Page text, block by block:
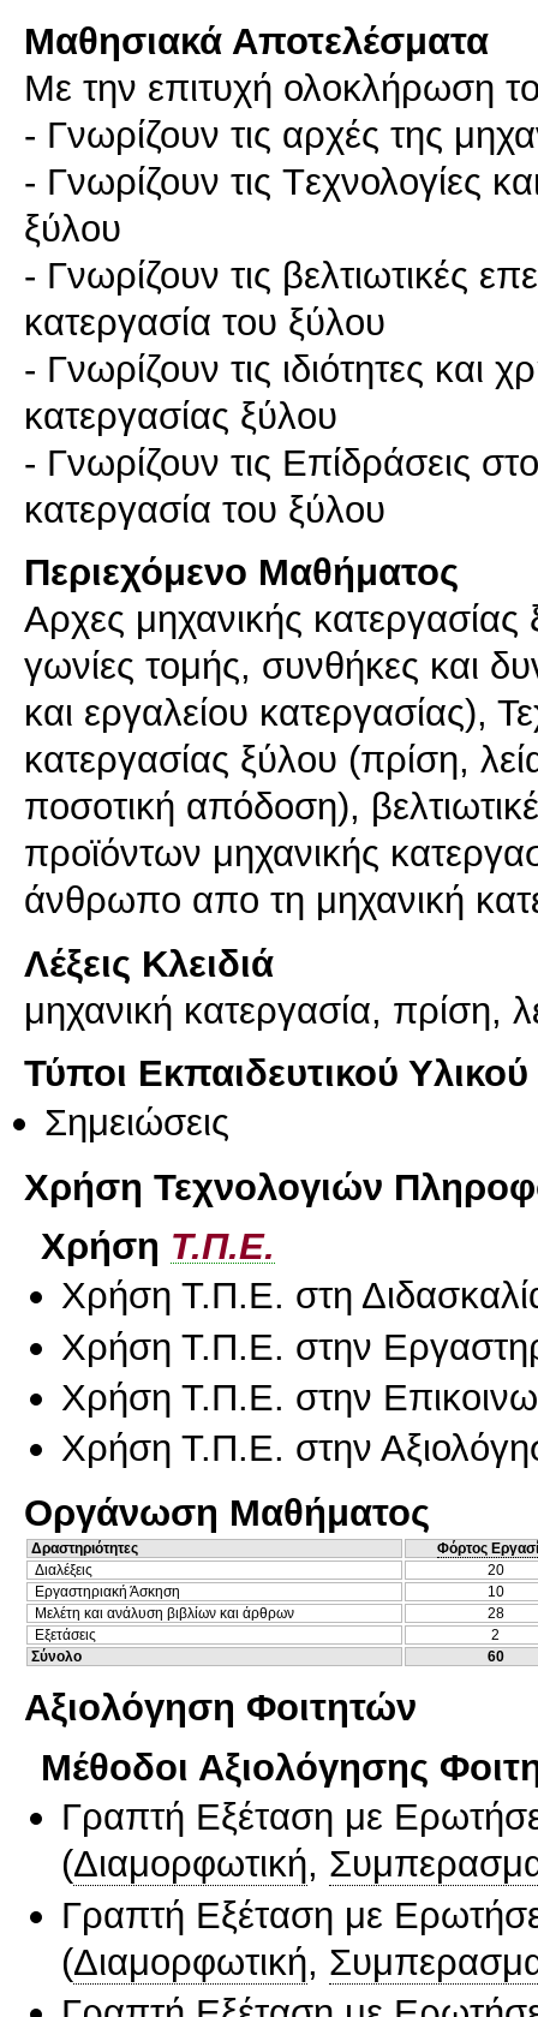
Μαθησιακά Αποτελέσματα
Με την επιτυχή ολοκλήρωση
- Γνωρίζουν τις αρχές της
- Γνωρίζουν τις Tεχνολογίες
ξύλου
- Γνωρίζουν τις βελτιωτικές
κατεργασία του ξύλου
- Γνωρίζουν τις ιδιότητες και
κατεργασίας ξύλου
- Γνωρίζουν τις Επίδράσεις
κατεργασία του ξύλου
Περιεχόμενο Μαθήματος
Αρχες μηχανικής κατεργασίας
γωνίες τομής, συνθήκες και
και εργαλείου κατεργασίας),
κατεργασίας ξύλου (πρίση,
ποσοτική απόδοση),
προϊόντων μηχανικής
άνθρωπο απο τη μηχανική
Λέξεις Κλειδιά
μηχανική κατεργασία, πρίση,
Τύποι Εκπαιδευτικού Υλικού
Σημειώσεις
Χρήση Τεχνολογιών
Χρήση Τ.Π.Ε.
Χρήση Τ.Π.Ε. στη
Χρήση Τ.Π.Ε. στην
Χρήση Τ.Π.Ε. στην
Χρήση Τ.Π.Ε. στην
Οργάνωση Μαθήματος
Δραστηριότητες
Φόρτος
Διαλέξεις
20
Εργαστηριακή Άσκηση
10
Μελέτη και ανάλυση βιβλίων και άρθρων
28
Εξετάσεις
2
Σύνολο
60
Αξιολόγηση Φοιτητών
Μέθοδοι Αξιολόγησης
Γραπτή Εξέταση με
(Διαμορφωτική,
Γραπτή Εξέταση με
(Διαμορφωτική,